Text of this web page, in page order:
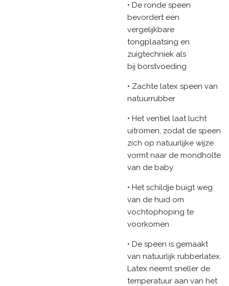
• De ronde speen
bevordert een
vergelijkbare
tongplaatsing en
zuigtechniek als
bij borstvoeding
• Zachte latex speen van
natuurrubber
• Het ventiel laat lucht
uitromen, zodat de speen
zich op natuurlijke wijze
vormt naar de mondholte
van de baby
• Het schildje buigt weg
van de huid om
vochtophoping te
voorkomen
• De speen is gemaakt
van natuurlijk rubberlatex.
Latex neemt sneller de
temperatuur aan van het